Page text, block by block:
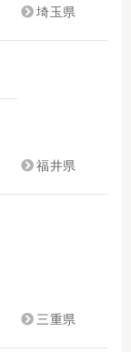
埼玉県
福井県
三重県